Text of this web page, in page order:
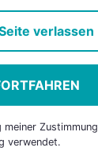
verlassen
verwendet.